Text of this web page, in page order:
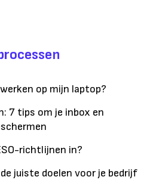
op mijn laptop?
7 tips om je inbox en
richtlijnen in?
juiste doelen voor je bedrijf